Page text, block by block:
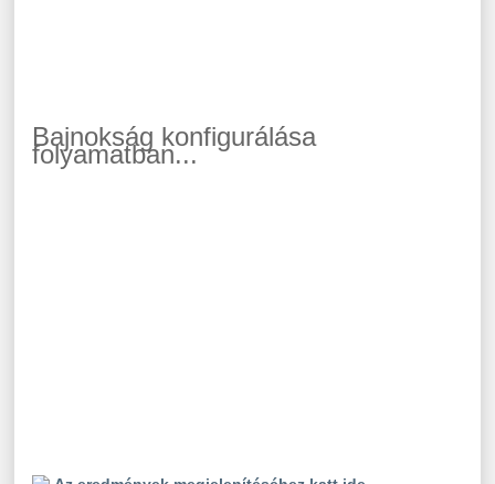
Bajnokság konfigurálása
folyamatban...